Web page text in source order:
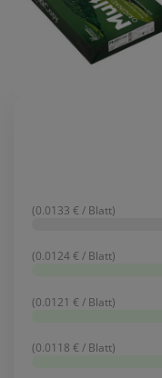
(0.0133 € / Blatt)
(0.0124 € / Blatt)
(0.0121 € / Blatt)
(0.0118 € / Blatt)